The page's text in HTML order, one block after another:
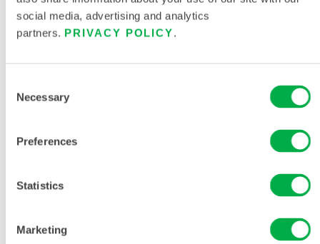
social media, advertising and analytics
partners. PRIVACY POLICY.
Selection
Necessary
Preferences
Statistics
Marketing
- Capucha